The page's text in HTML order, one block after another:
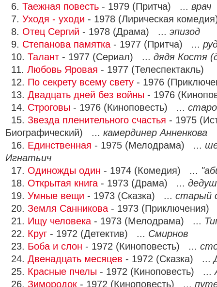
6. Таежная повесть - 1979 (Притча) ... врач
7. Уходя - уходи - 1978 (Лирическая
8. Отец Сергий - 1978 (Драма) ... эпизод
9. Степанова памятка - 1977 (Притча) ...
10. Талант - 1977 (Сериал) ... дядя Костя
11. Любовь Яровая - 1977 (Телеспектакль)
12. По секрету всему свету - 1976
13. Двадцать дней без войны - 1976
14. Строговы - 1976 (Киноповесть) ...
15. Звезда пленительного счастья - 1975
Биографический) ... камердинер Анненкова
16. Единственная - 1975 (Мелодрама) ...
Игнатьич
17. Одиножды один - 1974 (Комедия) ...
18. Открытая книга - 1973 (Драма) ...
19. Умные вещи - 1973 (Сказка) ... старый
20. Земля Санникова - 1973
21. Ищу человека - 1973 (Мелодрама) ...
22. Круг - 1972 (Детектив) ... Смирнов
23. Боба и слон - 1972 (Киноповесть) ...
24. Двенадцать месяцев - 1972 (Сказка) ...
25. Красные пчелы - 1972 (Киноповесть) ...
26. Зимородок - 1972 (Киноповесть) ...